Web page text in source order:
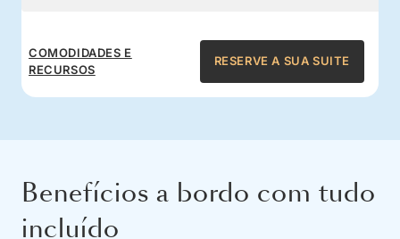
COMODIDADES E
RECURSOS
RESERVE A SUA SUITE
Benefícios a bordo com tudo
incluído